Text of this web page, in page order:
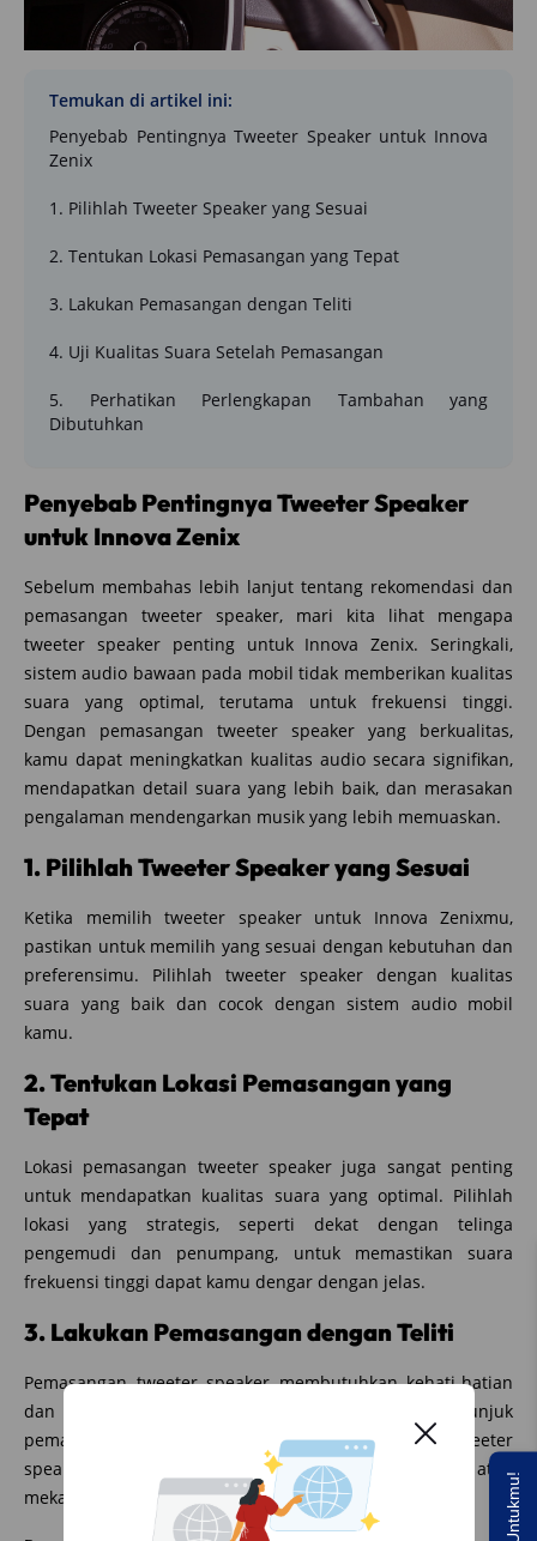
Temukan di artikel ini:
Penyebab Pentingnya Tweeter Speaker untuk Innova
Zenix
1. Pilihlah Tweeter Speaker yang Sesuai
2. Tentukan Lokasi Pemasangan yang Tepat
3. Lakukan Pemasangan dengan Teliti
4. Uji Kualitas Suara Setelah Pemasangan
5. Perhatikan Perlengkapan Tambahan yang
Dibutuhkan
Penyebab Pentingnya Tweeter Speaker
untuk Innova Zenix
Sebelum membahas lebih lanjut tentang rekomendasi dan
pemasangan tweeter speaker, mari kita lihat mengapa
tweeter speaker penting untuk Innova Zenix. Seringkali,
sistem audio bawaan pada mobil tidak memberikan kualitas
suara yang optimal, terutama untuk frekuensi tinggi.
Dengan pemasangan tweeter speaker yang berkualitas,
kamu dapat meningkatkan kualitas audio secara signifikan,
mendapatkan detail suara yang lebih baik, dan merasakan
pengalaman mendengarkan musik yang lebih memuaskan.
1. Pilihlah Tweeter Speaker yang Sesuai
Ketika memilih tweeter speaker untuk Innova Zenixmu,
pastikan untuk memilih yang sesuai dengan kebutuhan dan
preferensimu. Pilihlah tweeter speaker dengan kualitas
suara yang baik dan cocok dengan sistem audio mobil
kamu.
2. Tentukan Lokasi Pemasangan yang
Tepat
Lokasi pemasangan tweeter speaker juga sangat penting
untuk mendapatkan kualitas suara yang optimal. Pilihlah
lokasi yang strategis, seperti dekat dengan telinga
pengemudi dan penumpang, untuk memastikan suara
frekuensi tinggi dapat kamu dengar dengan jelas.
3. Lakukan Pemasangan dengan Teliti
Pemasangan tweeter speaker membutuhkan kehati-hatian
dan ketelitian. Pastikan untuk mengikuti petunjuk
pemasangan yang disediakan oleh produsen tweeter
speaker, atau jika perlu, mintalah bantuan dari teknisi atau
mekanik yang berpengalaman.